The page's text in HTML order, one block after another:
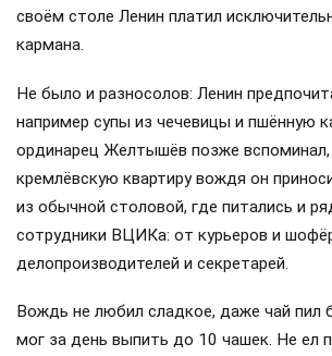
своём столе Ленин платил
кармана.
Не было и разносолов: Ленин
например супы из чечевицы и пшённую
ординарец Желтышёв позже вспоминал,
кремлёвскую квартиру вождя он
из обычной столовой, где питались и
сотрудники ВЦИКа: от курьеров и
делопроизводителей и секретарей.
Вождь не любил сладкое, даже чай пил
мог за день выпить до 10 чашек. Не ел